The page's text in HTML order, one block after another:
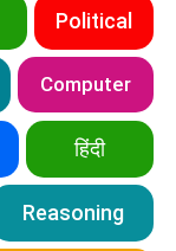
Political
Computer
हिंदी
Reasoning